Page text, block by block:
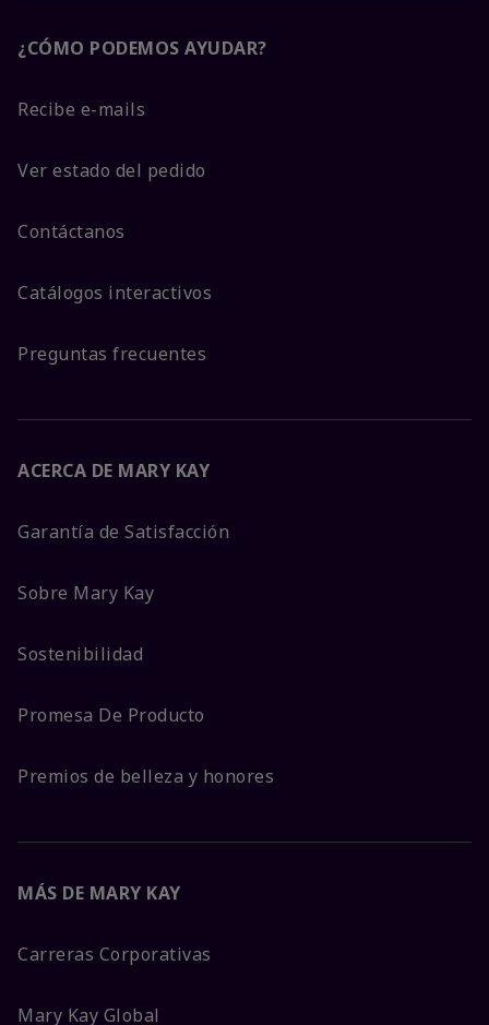
¿CÓMO PODEMOS AYUDAR?
Recibe e-mails
Ver estado del pedido
Contáctanos
Catálogos interactivos
Preguntas frecuentes
ACERCA DE MARY KAY
Garantía de Satisfacción
Sobre Mary Kay
Sostenibilidad
Promesa De Producto
Premios de belleza y honores
MÁS DE MARY KAY
Carreras Corporativas
Mary Kay Global